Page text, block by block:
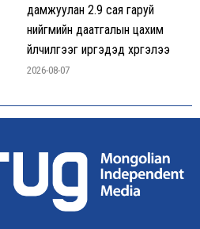
дамжуулан 2.9 сая гаруй
нийгмийн даатгалын цахим
үйлчилгээг иргэдэд хүргэлээ
2026-08-07